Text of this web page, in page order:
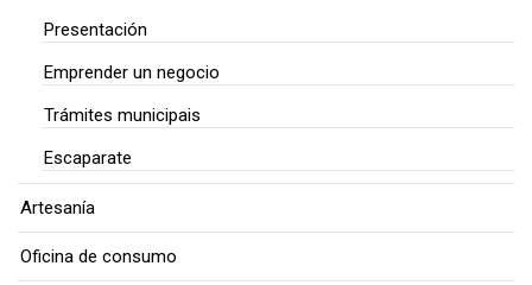
Presentación
Emprender un negocio
Trámites municipais
Escaparate
Artesanía
Oficina de consumo